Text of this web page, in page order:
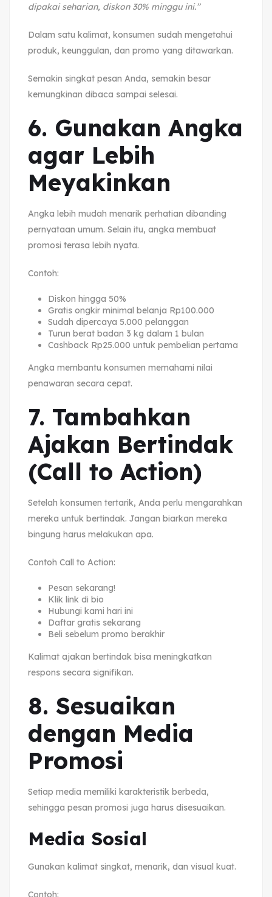
dipakai seharian, diskon 30% minggu ini.”
Dalam satu kalimat, konsumen sudah mengetahui
produk, keunggulan, dan promo yang ditawarkan.
Semakin singkat pesan Anda, semakin besar
kemungkinan dibaca sampai selesai.
6. Gunakan Angka
agar Lebih
Meyakinkan
Angka lebih mudah menarik perhatian dibanding
pernyataan umum. Selain itu, angka membuat
promosi terasa lebih nyata.
Contoh:
Diskon hingga 50%
Gratis ongkir minimal belanja Rp100.000
Sudah dipercaya 5.000 pelanggan
Turun berat badan 3 kg dalam 1 bulan
Cashback Rp25.000 untuk pembelian pertama
Angka membantu konsumen memahami nilai
penawaran secara cepat.
7. Tambahkan
Ajakan Bertindak
(Call to Action)
Setelah konsumen tertarik, Anda perlu mengarahkan
mereka untuk bertindak. Jangan biarkan mereka
bingung harus melakukan apa.
Contoh Call to Action:
Pesan sekarang!
Klik link di bio
Hubungi kami hari ini
Daftar gratis sekarang
Beli sebelum promo berakhir
Kalimat ajakan bertindak bisa meningkatkan
respons secara signifikan.
8. Sesuaikan
dengan Media
Promosi
Setiap media memiliki karakteristik berbeda,
sehingga pesan promosi juga harus disesuaikan.
Media Sosial
Gunakan kalimat singkat, menarik, dan visual kuat.
Contoh: